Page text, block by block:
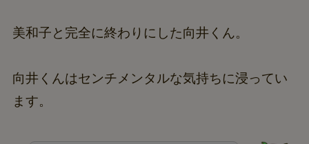
美和子と完全に終わりにした向井くん。
向井くんはセンチメンタルな気持ちに浸ってい
ます。